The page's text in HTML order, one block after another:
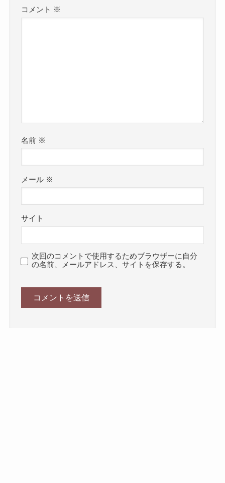
コメント ※
名前 ※
メール ※
サイト
次回のコメントで使用するためブラウザーに自分
の名前、メールアドレス、サイトを保存する。